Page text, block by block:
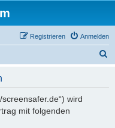
Anmelden
Registrieren
wird
mit folgenden